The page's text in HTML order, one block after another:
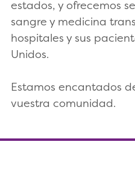
estados, y ofrecemos
sangre y medicina
hospitales y sus
Unidos.
Estamos encantados
vuestra comunidad.